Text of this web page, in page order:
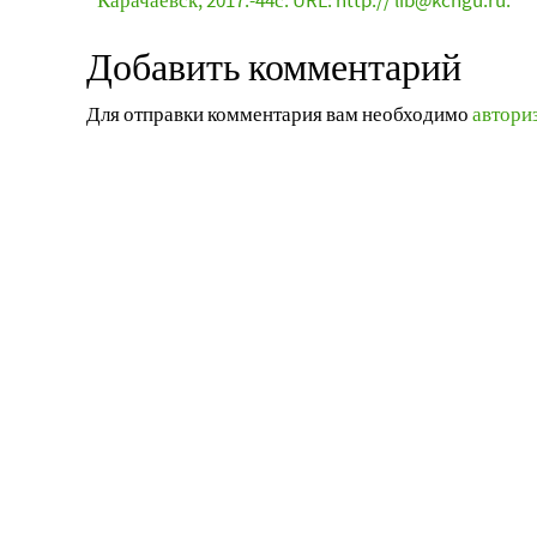
Добавить комментарий
Для отправки комментария вам необходимо